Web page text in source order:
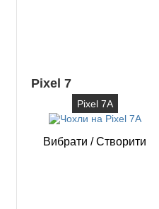
Pixel 7
Pixel 7A
Вибрати /Створити